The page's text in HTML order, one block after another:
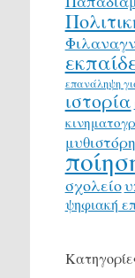
επανάληψη
ιστορία
σχολείο
ψηφιακή